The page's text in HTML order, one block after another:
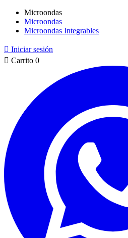
Microondas
Microondas
Microondas Integrables
 Iniciar sesión
 Carrito 0